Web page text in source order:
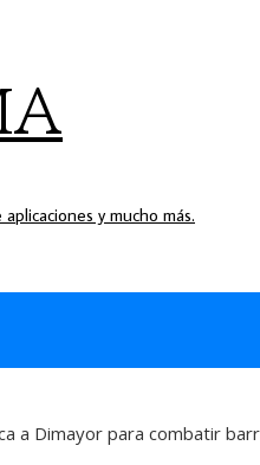
y mucho más.
a Dimayor para combatir